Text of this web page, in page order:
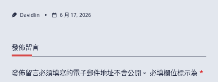
Davidlin 6 月 17, 2026
發佈留言
發佈留言必須填寫的電子郵件地址不會公開。 必填欄位標示為 *